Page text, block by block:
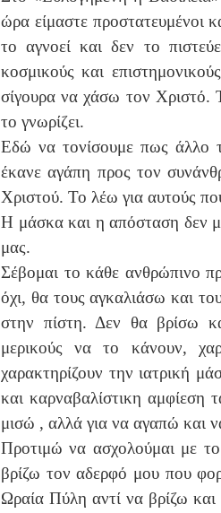
ώρα είμαστε προστατευμένοι
το αγνοεί και δεν το
κοσμικούς και
σίγουρα να χάσω τον Χριστό.
το γνωρίζει.
Εδώ να τονίσουμε πως άλλο
έκανε αγάπη προς τον
Χριστού. Το λέω για αυτούς
Η μάσκα και η απόσταση δεν
μας.
Σέβομαι το κάθε ανθρώπινο
όχι, θα τους αγκαλιάσω και
στην πίστη. Δεν θα βρίσω
μερικούς να το κάνουν,
χαρακτηρίζουν την ιατρική
και καρναβαλίστικη αμφίεση
μισώ , αλλά για να αγαπώ και
Προτιμώ να ασχολούμαι με
βρίζω τον αδερφό μου που
Ωραία Πύλη αντί να βρίζω